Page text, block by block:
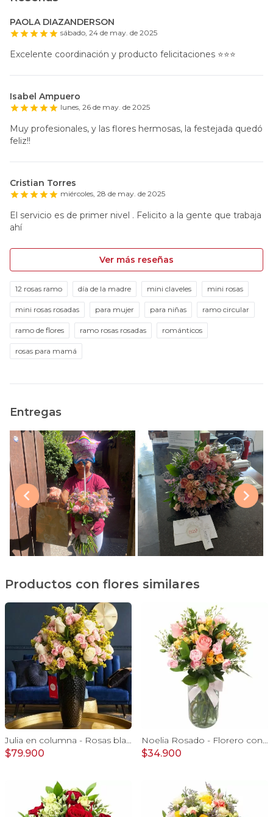
PAOLA DIAZANDERSON
sábado, 24 de may. de 2025
Excelente coordinación y producto felicitaciones ⭐️⭐️⭐️
Isabel Ampuero
lunes, 26 de may. de 2025
Muy profesionales, y las flores hermosas, la festejada quedó
feliz!!
Cristian Torres
miércoles, 28 de may. de 2025
El servicio es de primer nivel . Felicito a la gente que trabaja
ahí
Ver más reseñas
12 rosas ramo día de la madre mini claveles mini rosas
mini rosas rosadas para mujer para niñas ramo circular
ramo de flores ramo rosas rosadas románticos
rosas para mamá
Entregas
Productos con flores similares
Julia en columna - Rosas blancas, minirosas rosadas
$79.900
Noelia Rosado - Florero con rosas, mini rosas, mini claveles y limonium
$34.900